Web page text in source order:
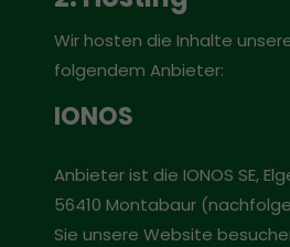
Wir hosten die Inhalte
folgendem Anbieter:
IONOS
Anbieter ist die IONOS SE,
56410 Montabaur
Sie unsere Website